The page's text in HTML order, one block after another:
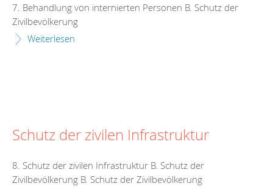
7. Behandlung von internierten Personen B. Schutz der
Zivilbevölkerung
Weiterlesen
Schutz der zivilen Infrastruktur
8. Schutz der zivilen Infrastruktur B. Schutz der
Zivilbevölkerung B. Schutz der Zivilbevölkerung